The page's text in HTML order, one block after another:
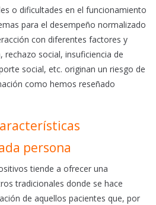
o dificultades en el funcionamiento
para el desempeño normalizado
con diferentes factores y
rechazo social, insuficiencia de
social, etc. originan un riesgo de
como hemos reseñado
persona
tiende a ofrecer una
tradicionales donde se hace
de aquellos pacientes que, por